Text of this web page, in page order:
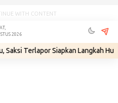
WITH CONTENT
2026
Siapkan Langkah Hukum •